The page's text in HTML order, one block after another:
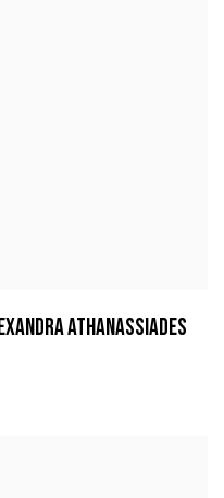
ATHANASSIADES